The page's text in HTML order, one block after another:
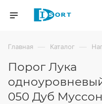
Главная — Каталог —
Порог Лука
050 Дуб Муссон